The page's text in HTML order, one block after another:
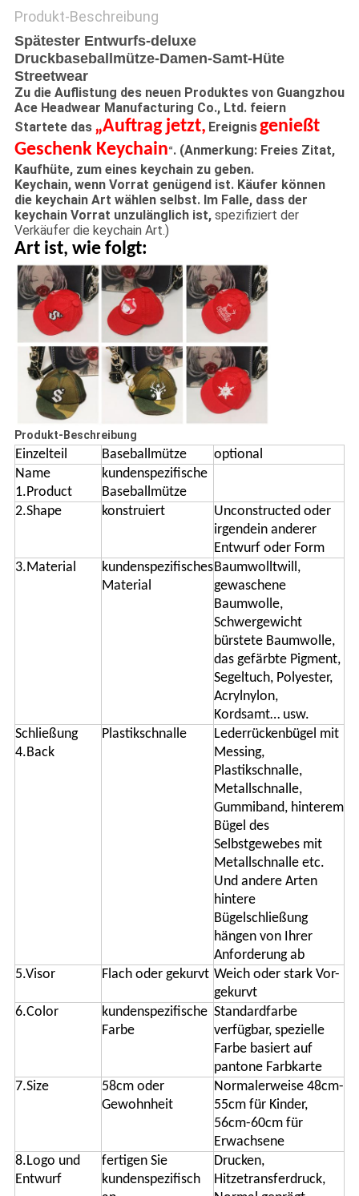
Produkt-Beschreibung
Spätester Entwurfs-deluxe
Druckbaseballmütze-Damen-Samt-Hüte
Streetwear
Zu die Auflistung des neuen Produktes von Guangzhou
Ace Headwear Manufacturing Co., Ltd. feiern
Startete das „Auftrag jetzt, Ereignisgenießt
Geschenk Keychain“. (Anmerkung: Freies Zitat,
Kaufhüte, zum eines keychain zu geben.
Keychain, wenn Vorrat genügend ist. Käufer können
die keychain Art wählen selbst. Im Falle, dass der
keychain Vorrat unzulänglich ist,spezifiziert der
Verkäufer die keychain Art.)
Art ist, wie folgt:
Produkt-Beschreibung
Einzelteil Baseballmütze
optional
Name
1.Product
kundenspezifische
Baseballmütze
2.Shape
konstruiert
Unconstructed oder
irgendein anderer
Entwurf oder Form
3.Material
kundenspezifisches
Material
Baumwolltwill,
gewaschene
Baumwolle,
Schwergewicht
bürstete Baumwolle,
das gefärbte Pigment,
Segeltuch, Polyester,
Acrylnylon,
Kordsamt… usw.
Schließung
4.Back
Plastikschnalle
Lederrückenbügel mit
Messing,
Plastikschnalle,
Metallschnalle,
Gummiband, hinterem
Bügel des
Selbstgewebes mit
Metallschnalle etc.
Und andere Arten
hintere
Bügelschließung
hängen von Ihrer
Anforderung ab
5.Visor
Flach oder gekurvt Weich oder stark Vor-
gekurvt
6.Color
kundenspezifische
Farbe
Standardfarbe
verfügbar, spezielle
Farbe basiert auf
pantone Farbkarte
7.Size
58cm oder
Gewohnheit
Normalerweise 48cm-
55cm für Kinder,
56cm-60cm für
Erwachsene
8.Logo und
Entwurf
fertigen Sie
kundenspezifisch
Drucken,
Hitzetransferdruck,